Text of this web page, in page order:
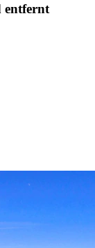
entfernt